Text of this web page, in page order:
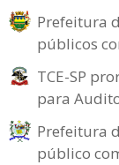
Prefeitura
públicos
TCE-SP
para
Prefeitura
público